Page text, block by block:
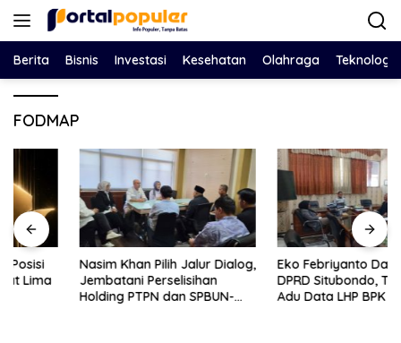
Langsung
Berita Bisnis Investasi Kesehatan Olahraga Teknologi
FODMAP
Nasim Khan Pilih Jalur Dialog,
Jembatani Perselisihan
Holding PTPN dan SPBUN-
Eko Febriyanto Datangi
DPRD Situbondo, Tantang
Adu Data LHP BPK Soal Klaim